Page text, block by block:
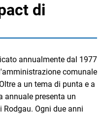
Русский
MENÜ
di
annualmente dal 1977
comunale
a un tema di punta e a
annuale presenta un
Ogni due anni